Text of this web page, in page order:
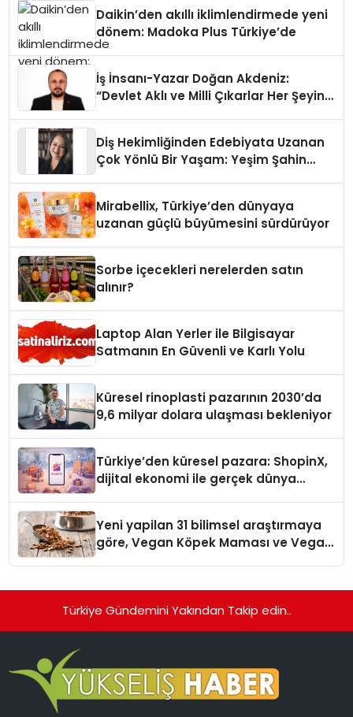
Daikin’den akıllı iklimlendirmede yeni
dönem: Madoka Plus Türkiye’de
İş İnsanı-Yazar Doğan Akdeniz:
“Devlet Aklı ve Milli Çıkarlar Her Şeyin
Diş Hekimliğinden Edebiyata Uzanan
Çok Yönlü Bir Yaşam: Yeşim Şahin
Mirabellix, Türkiye’den dünyaya
uzanan güçlü büyümesini sürdürüyor
Sorbe içecekleri nerelerden satın
alınır?
Laptop Alan Yerler ile Bilgisayar
Satmanın En Güvenli ve Karlı Yolu
Küresel rinoplasti pazarının 2030’da
9,6 milyar dolara ulaşması bekleniyor
Türkiye’den küresel pazara: ShopinX,
dijital ekonomi ile gerçek dünya
Yeni yapilan 31 bilimsel araştırmaya
göre, Vegan Köpek Maması ve Vegan
Türkiye Gündemini Yakından Takip edin..